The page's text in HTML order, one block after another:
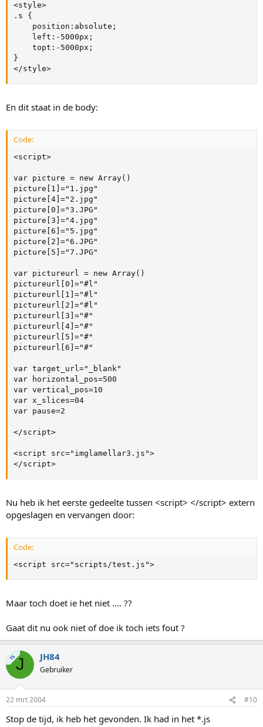
<style>
.s {
    left:-5000px;
}
</style>
En dit staat in de body:
Code:
<script>
var picture = new Array()
picture[1]="1.jpg"
picture[4]="2.jpg"
picture[0]="3.JPG"
picture[3]="4.jpg"
picture[6]="5.jpg"
picture[2]="6.JPG"
picture[5]="7.JPG"
var pictureurl = new Array()
pictureurl[0]="#l"
pictureurl[1]="#l"
pictureurl[2]="#l"
pictureurl[3]="#"
pictureurl[4]="#"
pictureurl[5]="#"
pictureurl[6]="#"
var target_url="_blank"
var horizontal_pos=500
var vertical_pos=10
var x_slices=04
var pause=2
</script>
<script src="imglamellar3.js">
</script>
Nu heb ik het eerste gedeelte tussen <script> </script> extern
opgeslagen en vervangen door:
Code:
<script src="scripts/test.js">
Maar toch doet ie het niet .... ??
Gaat dit nu ook niet of doe ik toch iets fout ?
TSJ JH84
Gebruiker
22 mrt 2004 #10
Stop de tijd, ik heb het gevonden. Ik had in het *.js